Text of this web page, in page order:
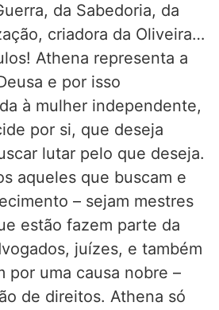
da Sabedoria, da
criadora da Oliveira…
Athena representa a
e por isso
à mulher independente,
por si, que deseja
lutar pelo que deseja.
aqueles que buscam e
– sejam mestres
estão fazem parte da
juízes, e também
por uma causa nobre –
de direitos. Athena só